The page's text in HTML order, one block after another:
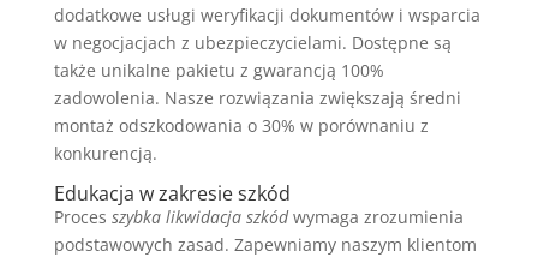
dodatkowe usługi weryfikacji dokumentów i wsparcia
w negocjacjach z ubezpieczycielami. Dostępne są
także unikalne pakietu z gwarancją 100%
zadowolenia. Nasze rozwiązania zwiększają średni
montaż odszkodowania o 30% w porównaniu z
konkurencją.
Edukacja w zakresie szkód
Proces szybka likwidacja szkódwymaga zrozumienia
podstawowych zasad. Zapewniamy naszym klientom